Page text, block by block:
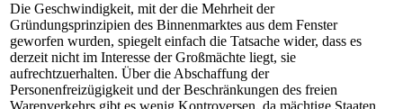
Die Geschwindigkeit, mit der die Mehrheit der
Gründungsprinzipien des Binnenmarktes aus dem Fenster
geworfen wurden, spiegelt einfach die Tatsache wider, dass es
derzeit nicht im Interesse der Großmächte liegt, sie
aufrechtzuerhalten. Über die Abschaffung der
Personenfreizügigkeit und der Beschränkungen des freien
Warenverkehrs gibt es wenig Kontroversen, da mächtige Staaten